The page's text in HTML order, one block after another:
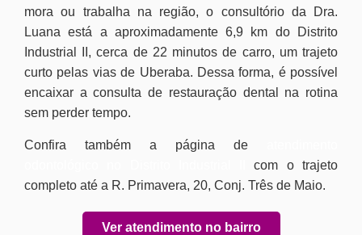
mora ou trabalha na região, o consultório da Dra.
Luana está a aproximadamente 6,9 km do Distrito
Industrial II, cerca de 22 minutos de carro, um trajeto
curto pelas vias de Uberaba. Dessa forma, é possível
encaixar a consulta de restauração dental na rotina
sem perder tempo.
Confira também a página de
com o trajeto
completo até a R. Primavera, 20, Conj. Três de Maio.
Ver atendimento no bairro